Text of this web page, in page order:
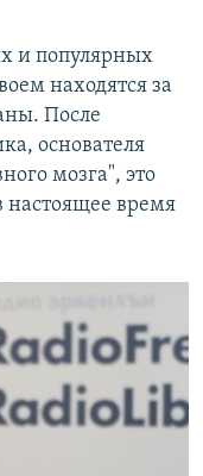
и популярных
находятся за
После
основателя
мозга", это
настоящее время